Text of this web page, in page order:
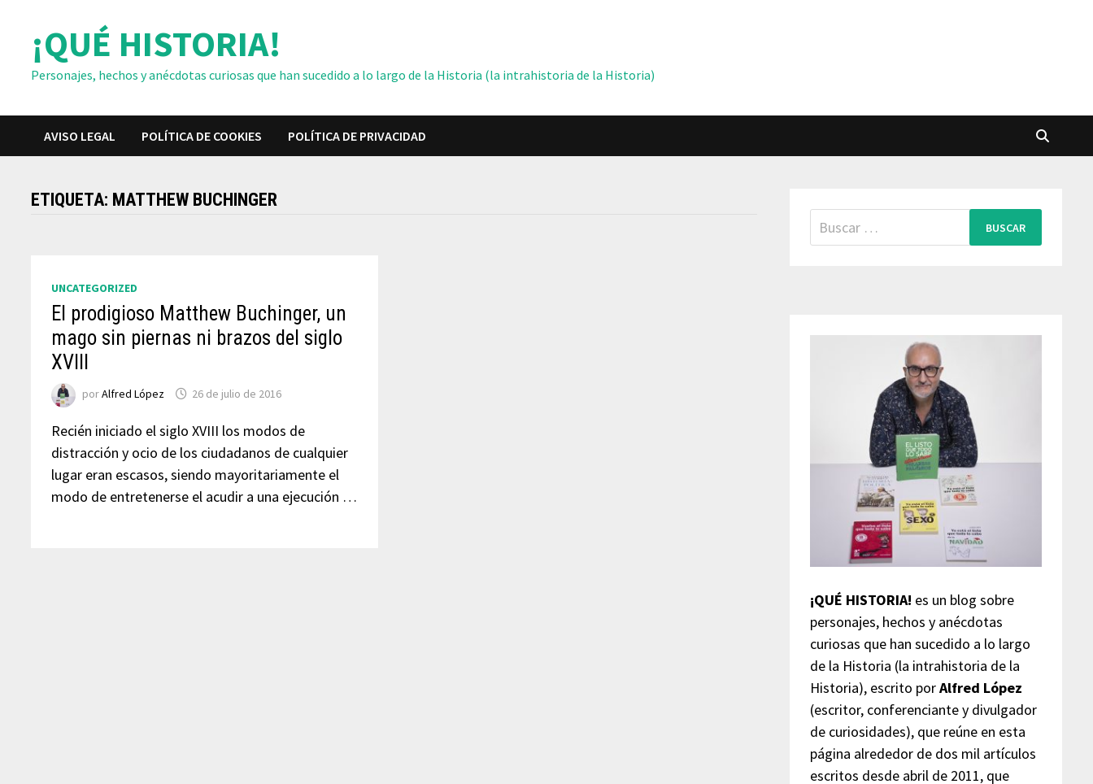
contenido¡QUÉ HISTORIA!
Personajes, hechos y anécdotas curiosas que han sucedido a lo largo de la Historia (la intrahistoria de la Historia)
AVISO LEGAL POLÍTICA DE COOKIES POLÍTICA DE PRIVACIDAD
ETIQUETA: MATTHEW BUCHINGER
UNCATEGORIZED
El prodigioso Matthew Buchinger, un
mago sin piernas ni brazos del siglo
XVIII
porAlfred López 26 de julio de 2016
Recién iniciado el siglo XVIII los modos de
distracción y ocio de los ciudadanos de cualquier
lugar eran escasos, siendo mayoritariamente el
modo de entretenerse el acudir a una ejecución …
Buscar:
¡QUÉ HISTORIA! es un blog sobre
personajes, hechos y anécdotas
curiosas que han sucedido a lo largo
de la Historia (la intrahistoria de la
Historia), escrito porAlfred López
(escritor, conferenciante y divulgador
de curiosidades), que reúne en esta
página alrededor de dos mil artículos
escritos desde abril de 2011, que